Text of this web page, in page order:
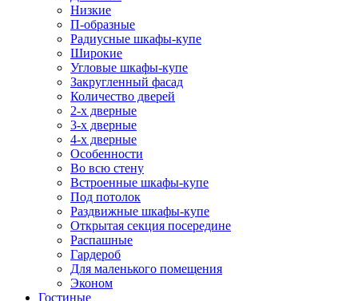
Низкие
П-образные
Радиусные шкафы-купе
Широкие
Угловые шкафы-купе
Закругленный фасад
Количество дверей
2-х дверные
3-х дверные
4-х дверные
Особенности
Во всю стену
Встроенные шкафы-купе
Под потолок
Раздвижные шкафы-купе
Открытая секция посередине
Распашные
Гардероб
Для маленького помещения
Эконом
Гостиные